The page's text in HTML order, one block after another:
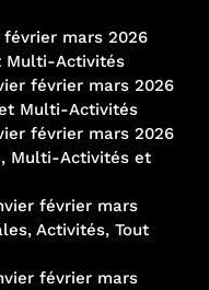
mars 2026
Multi-Activités
février mars 2026
Multi-Activités
février mars 2026
Multi-Activités et
février mars
Activités, Tout
février mars